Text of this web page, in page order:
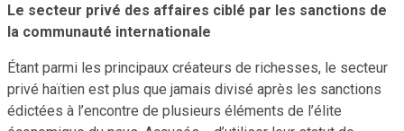
Le secteur privé des affaires ciblé par les sanctions de
la communauté internationale
Étant parmi les principaux créateurs de richesses, le secteur
privé haïtien est plus que jamais divisé après les sanctions
édictées à l’encontre de plusieurs éléments de l’élite